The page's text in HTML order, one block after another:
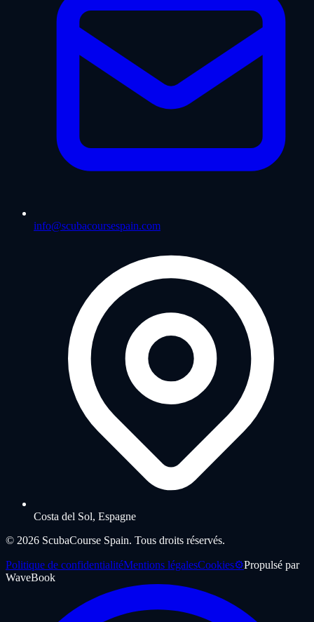
info@scubacoursespain.com
Costa del Sol, Espagne
© 2026 ScubaCourse Spain. Tous droits réservés.
Politique de confidentialitéMentions légalesCookies⚙️Propulsé par
WaveBook